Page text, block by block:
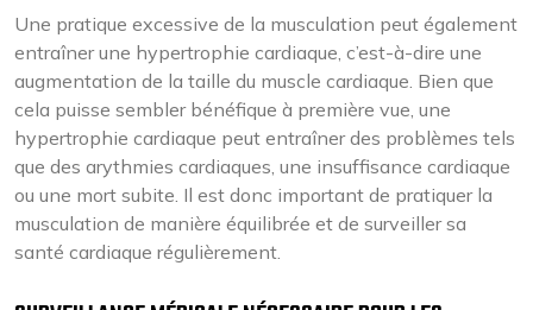
Une pratique excessive de la musculation peut également
entraîner une hypertrophie cardiaque, c’est-à-dire une
augmentation de la taille du muscle cardiaque. Bien que
cela puisse sembler bénéfique à première vue, une
hypertrophie cardiaque peut entraîner des problèmes tels
que des arythmies cardiaques, une insuffisance cardiaque
ou une mort subite. Il est donc important de pratiquer la
musculation de manière équilibrée et de surveiller sa
santé cardiaque régulièrement.